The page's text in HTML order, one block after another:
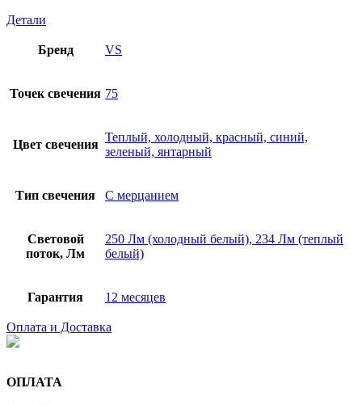
Детали
Бренд VS
Точек свечения 75
Цвет свечения
Теплый, холодный, красный, синий,
зеленый, янтарный
Тип свечения С мерцанием
Световой
поток, Лм
250 Лм (холодный белый), 234 Лм (теплый
белый)
Гарантия 12 месяцев
Оплата и Доставка
ОПЛАТА